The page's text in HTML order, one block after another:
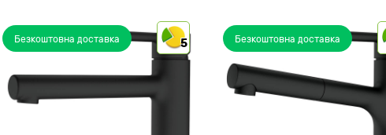
5
Безкоштовна доставка Безкоштовна доставка